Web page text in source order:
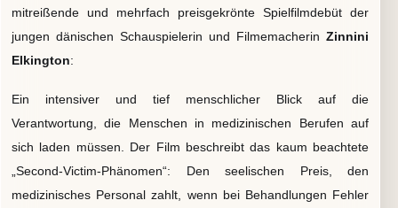
mitreißende und mehrfach preisgekrönte Spielfilmdebüt der
jungen dänischen Schauspielerin und Filmemacherin Zinnini
Elkington:
Ein intensiver und tief menschlicher Blick auf die
Verantwortung, die Menschen in medizinischen Berufen auf
sich laden müssen. Der Film beschreibt das kaum beachtete
„Second-Victim-Phänomen“: Den seelischen Preis, den
medizinisches Personal zahlt, wenn bei Behandlungen Fehler